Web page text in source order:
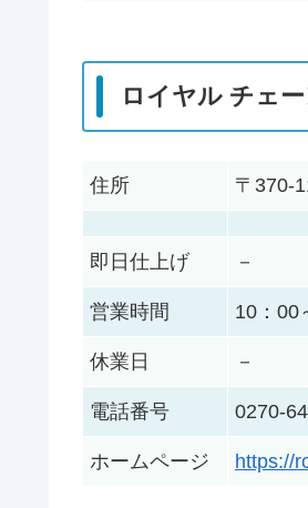
ロイヤル チェ
住所 〒370-
即日仕上げ －
営業時間 10：00
休業日 －
電話番号 0270-
ホームページ https://